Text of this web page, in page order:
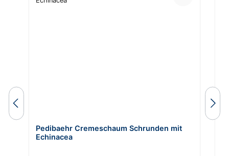
Pedibaehr Cremeschaum Schrunden mit
Echinacea